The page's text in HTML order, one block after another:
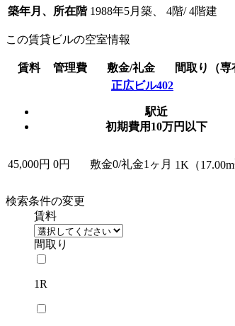
築年月、所在階 1988年5月築、 4階/ 4階建
この賃貸ビルの空室情報
賃料 管理費 敷金/礼金
間取り（専
正広ビル402
駅近
初期費用10万円以下
45,000円 0円 敷金0/礼金1ヶ月 1K（17.00m
検索条件の変更
賃料
間取り
1R